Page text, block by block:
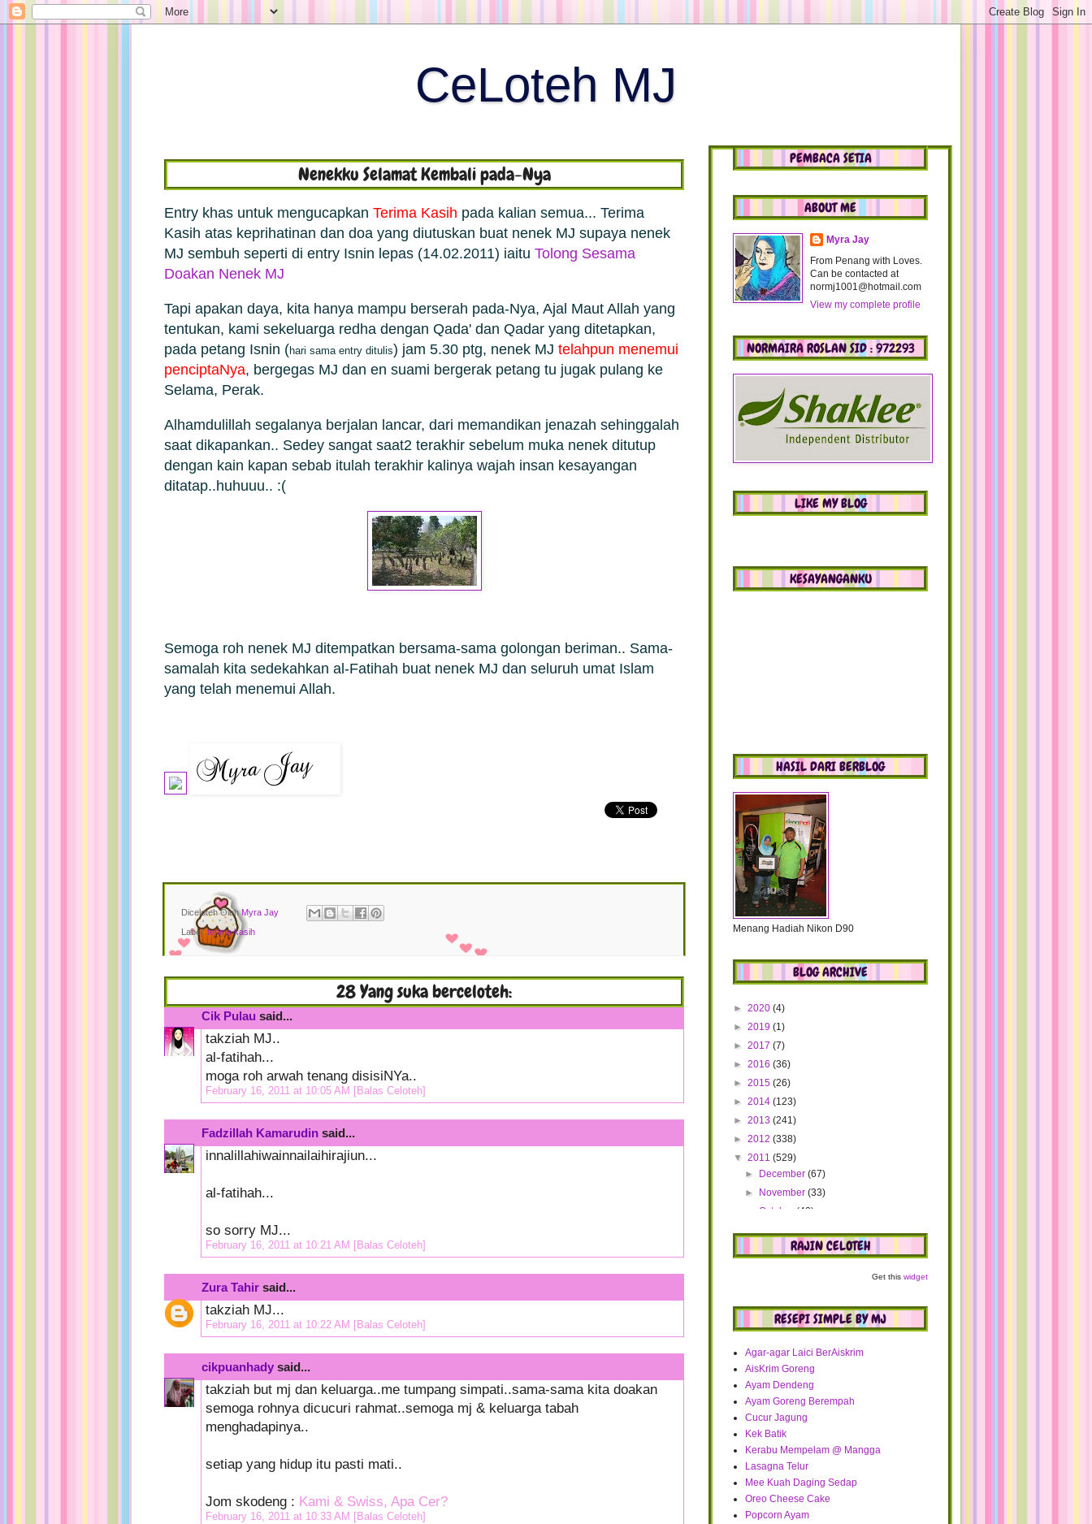
CeLoteh MJ
Nenekku Selamat Kembali pada-Nya
Entry khas untuk mengucapkan Terima Kasih pada kalian semua... Terima
Kasih atas keprihatinan dan doa yang diutuskan buat nenek MJ supaya nenek
MJ sembuh seperti di entry Isnin lepas (14.02.2011) iaitu Tolong Sesama
Doakan Nenek MJ
Tapi apakan daya, kita hanya mampu berserah pada-Nya, Ajal Maut Allah yang
tentukan, kami sekeluarga redha dengan Qada' dan Qadar yang ditetapkan,
pada petang Isnin (hari sama entry ditulis) jam 5.30 ptg, nenek MJ telahpun menemui
penciptaNya, bergegas MJ dan en suami bergerak petang tu jugak pulang ke
Selama, Perak.
Alhamdulillah segalanya berjalan lancar, dari memandikan jenazah sehinggalah
saat dikapankan.. Sedey sangat saat2 terakhir sebelum muka nenek ditutup
dengan kain kapan sebab itulah terakhir kalinya wajah insan kesayangan
ditatap..huhuuu.. :(
Semoga roh nenek MJ ditempatkan bersama-sama golongan beriman.. Sama-
samalah kita sedekahkan al-Fatihah buat nenek MJ dan seluruh umat Islam
yang telah menemui Allah.
Diceloteh OlehMyra Jay
Label:terima kasih
28 Yang suka berceloteh:
Cik Pulau said...
takziah MJ..
al-fatihah...
moga roh arwah tenang disisiNYa..
February 16, 2011 at 10:05 AM [Balas Celoteh]
Fadzillah Kamarudin said...
innalillahiwainnailaihirajiun...
al-fatihah...
so sorry MJ...
February 16, 2011 at 10:21 AM [Balas Celoteh]
Zura Tahir said...
takziah MJ...
February 16, 2011 at 10:22 AM [Balas Celoteh]
cikpuanhady said...
takziah but mj dan keluarga..me tumpang simpati..sama-sama kita doakan
semoga rohnya dicucuri rahmat..semoga mj & keluarga tabah
menghadapinya..
setiap yang hidup itu pasti mati..
Jom skodeng : Kami & Swiss, Apa Cer?
February 16, 2011 at 10:33 AM [Balas Celoteh]
PEMBACA SETIA
ABOUT ME
Myra Jay
From Penang with Loves.
Can be contacted at
normj1001@hotmail.com
View my complete profile
NORMAIRA ROSLAN SID : 972293
LIKE MY BLOG
KESAYANGANKU
HASIL DARI BERBLOG
Menang Hadiah Nikon D90
BLOG ARCHIVE
► 2020 (4)
► 2019 (1)
► 2017 (7)
► 2016 (36)
► 2015 (26)
► 2014 (123)
► 2013 (241)
► 2012 (338)
▼ 2011 (529)
►
December(67)
►
November(33)
October (42)
August(46)
►May(40)
April(37)
▼
February
MJ menang GA dari Mama Kyra
Jungong Slimming Patch dari Suffah
Beuty Shop
Aktiviti Hari Minggu - Proses Kekabu
Cucur Jagung simple dan mudah
Kepada Peserta Top 16 Contest
Saatku Milikmu..
Ovarian Cysts - Bahaya ke tak???
MJ bakal jadi jutawann!!!!
RAJIN CELOTEH
Get this widget
RESEPI SIMPLE BY MJ
Agar-agar Laici BerAiskrim
AisKrim Goreng
Ayam Dendeng
Ayam Goreng Berempah
Cucur Jagung
Kek Batik
Kerabu Mempelam @ Mangga
Lasagna Telur
Mee Kuah Daging Sedap
Oreo Cheese Cake
Popcorn Ayam